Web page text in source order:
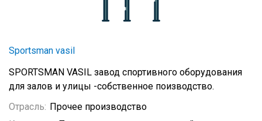
Sportsman vasil
SPORTSMAN VASIL завод спортивного оборудования
для залов и улицы -собственное поизводство.
Отрасль: Прочее производство